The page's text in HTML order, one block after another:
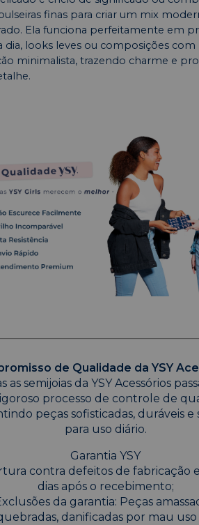
finas para criar um mix
Ela funciona perfeitamente em
dia, looks leves ou composições com
minimalista, trazendo charme e
de Qualidade da YSY
as semijoias da YSY Acessórios
processo de controle de
peças sofisticadas, duráveis e
para uso diário.
Garantia YSY
contra defeitos de fabricação
dias após o recebimento;
da garantia: Peças
danificadas por mau uso